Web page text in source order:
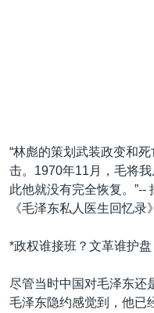
GEN Z 看美国
“林彪的策划武装政变和
击。1970年11月，毛将
此他就没有完全恢复。”--
《毛泽东私人医生回忆录
*政权谁接班？文革谁护盘
尽管当时中国对毛泽东还
毛泽东隐约感觉到，他已